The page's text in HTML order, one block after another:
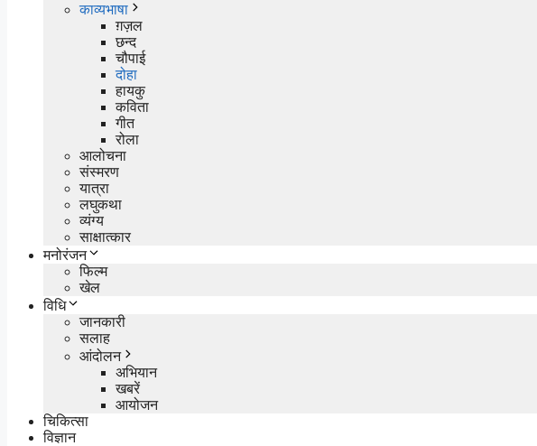
काव्यभाषा
ग़ज़ल
छन्द
चौपाई
दोहा
हायकु
कविता
गीत
रोला
आलोचना
संस्मरण
यात्रा
लघुकथा
व्यंग्य
साक्षात्कार
मनोरंजन
फिल्म
खेल
विधि
जानकारी
सलाह
आंदोलन
अभियान
खबरें
आयोजन
चिकित्सा
विज्ञान